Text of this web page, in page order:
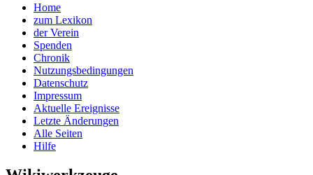
Home
zum Lexikon
der Verein
Spenden
Chronik
Nutzungsbedingungen
Datenschutz
Impressum
Aktuelle Ereignisse
Letzte Änderungen
Alle Seiten
Hilfe